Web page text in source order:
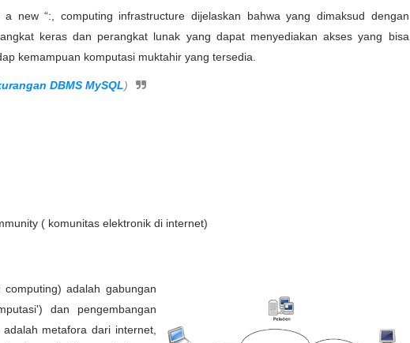
new “:, computing infrastructure dijelaskan bahwa yang dimaksud dengan
keras dan perangkat lunak yang dapat menyediakan akses yang bisa
kemampuan komputasi muktahir yang tersedia.
DBMS MySQL)
( komunitas elektronik di internet)
adalah gabungan
dan pengembangan
metafora dari internet,